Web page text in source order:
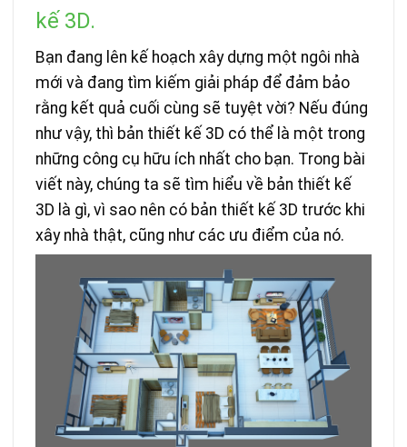
kế 3D.
Bạn đang lên kế hoạch xây dựng một ngôi nhà
mới và đang tìm kiếm giải pháp để đảm bảo
rằng kết quả cuối cùng sẽ tuyệt vời? Nếu đúng
như vậy, thì bản thiết kế 3D có thể là một trong
những công cụ hữu ích nhất cho bạn. Trong bài
viết này, chúng ta sẽ tìm hiểu về bản thiết kế
3D là gì, vì sao nên có bản thiết kế 3D trước khi
xây nhà thật, cũng như các ưu điểm của nó.